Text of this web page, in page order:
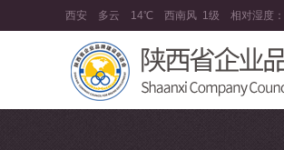
西安 多云 14℃ 西南风 1级 相对湿度：